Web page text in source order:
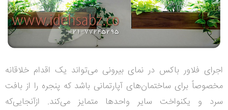
اجرای فلاور باکس در نمای بیرونی می‌تواند یک اقدام خلاقانه
مخصوصاً برای ساختمان‌های آپارتمانی باشد که پنجره را از بافت
سرد و یکنواخت سایر واحدها متمایز می‌کند. ازآنجایی‌که